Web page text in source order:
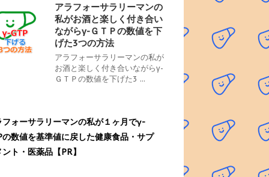
アラフォーサラリーマンの
私がお酒と楽しく付き合い
ながらγ-ＧＴＰの数値を下
げた3つの方法
アラフォーサラリーマンの私が
お酒と楽しく付き合いながらγ-
ＧＴＰの数値を下げた3 ...
フォーサラリーマンの私が１ヶ月でγ-
の数値を基準値に戻した健康食品・サプ
ト・医薬品【PR】